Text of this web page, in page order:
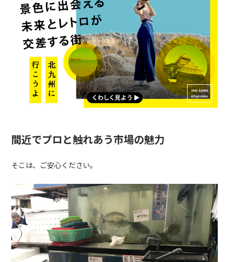
間近でプロと触れあう市場の魅力
そこは、ご安心ください。